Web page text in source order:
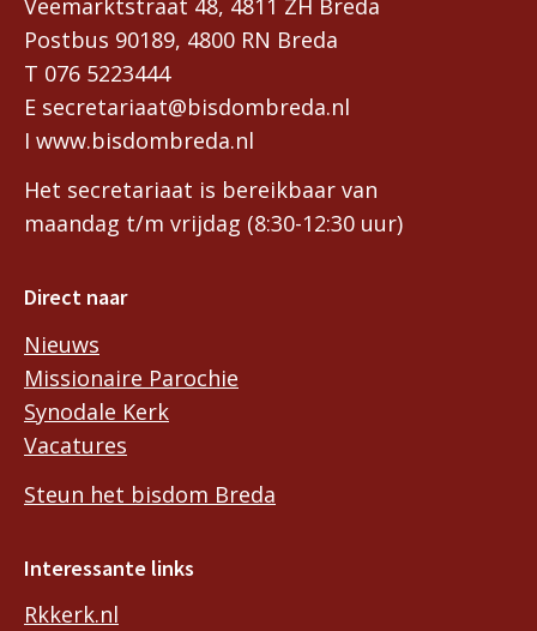
Postbus 90189, 4800 RN Breda
T 076 5223444
E secretariaat@bisdombreda.nl
I www.bisdombreda.nl
Het secretariaat is bereikbaar van
maandag t/m vrijdag (8:30-12:30 uur)
Direct naar
Nieuws
Missionaire Parochie
Synodale Kerk
Vacatures
Steun het bisdom Breda
Interessante links
Rkkerk.nl